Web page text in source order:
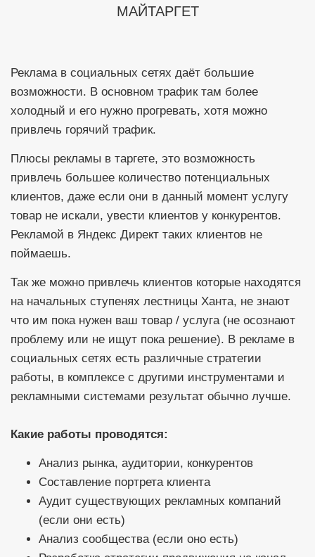
МАЙТАРГЕТ
Реклама в социальных сетях даёт большие
возможности. В основном трафик там более
холодный и его нужно прогревать, хотя можно
привлечь горячий трафик.
Плюсы рекламы в таргете, это возможность
привлечь большее количество потенциальных
клиентов, даже если они в данный момент услугу
товар не искали, увести клиентов у конкурентов.
Рекламой в Яндекс Директ таких клиентов не
поймаешь.
Так же можно привлечь клиентов которые находятся
на начальных ступенях лестницы Ханта, не знают
что им пока нужен ваш товар / услуга (не осознают
проблему или не ищут пока решение). В рекламе в
социальных сетях есть различные стратегии
работы, в комплексе с другими инструментами и
рекламными системами результат обычно лучше.
Какие работы проводятся:
Анализ рынка, аудитории, конкурентов
Составление портрета клиента
Аудит существующих рекламных компаний
(если они есть)
Анализ сообщества (если оно есть)